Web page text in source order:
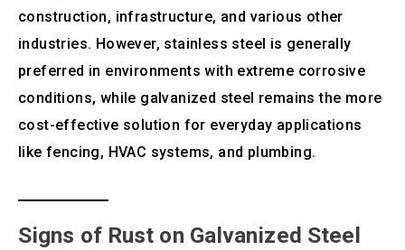
construction, infrastructure, and various other
industries. However, stainless steel is generally
preferred in environments with extreme corrosive
conditions, while galvanized steel remains the more
cost-effective solution for everyday applications
like fencing, HVAC systems, and plumbing.
Signs of Rust on Galvanized Steel